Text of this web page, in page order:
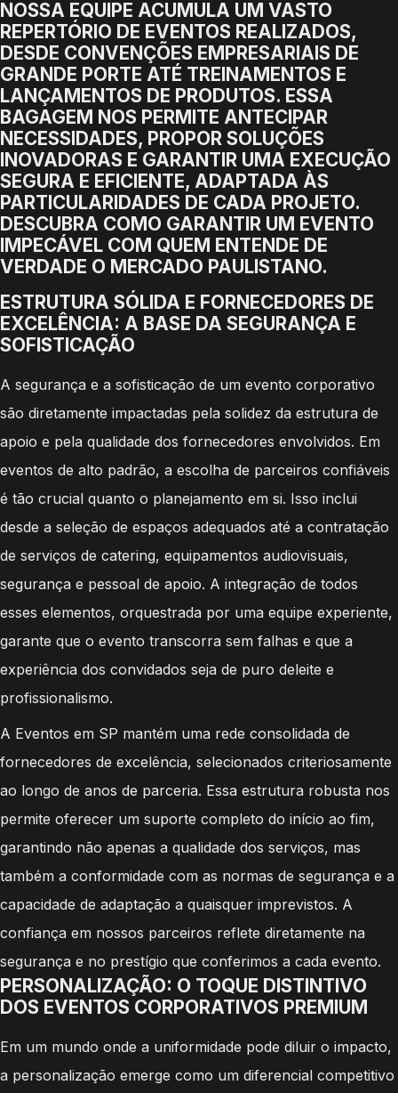
NOSSA EQUIPE ACUMULA UM VASTO
REPERTÓRIO DE EVENTOS REALIZADOS,
DESDE CONVENÇÕES EMPRESARIAIS DE
GRANDE PORTE ATÉ TREINAMENTOS E
LANÇAMENTOS DE PRODUTOS. ESSA
BAGAGEM NOS PERMITE ANTECIPAR
NECESSIDADES, PROPOR SOLUÇÕES
INOVADORAS E GARANTIR UMA EXECUÇÃO
SEGURA E EFICIENTE, ADAPTADA ÀS
PARTICULARIDADES DE CADA PROJETO.
DESCUBRA COMO GARANTIR UM EVENTO
IMPECÁVEL COM QUEM ENTENDE DE
VERDADE O MERCADO PAULISTANO.
ESTRUTURA SÓLIDA E FORNECEDORES DE
EXCELÊNCIA: A BASE DA SEGURANÇA E
SOFISTICAÇÃO
A segurança e a sofisticação de um evento corporativo
são diretamente impactadas pela solidez da estrutura de
apoio e pela qualidade dos fornecedores envolvidos. Em
eventos de alto padrão, a escolha de parceiros confiáveis
é tão crucial quanto o planejamento em si. Isso inclui
desde a seleção de espaços adequados até a contratação
de serviços de catering, equipamentos audiovisuais,
segurança e pessoal de apoio. A integração de todos
esses elementos, orquestrada por uma equipe experiente,
garante que o evento transcorra sem falhas e que a
experiência dos convidados seja de puro deleite e
profissionalismo.
A Eventos em SP mantém uma rede consolidada de
fornecedores de excelência, selecionados criteriosamente
ao longo de anos de parceria. Essa estrutura robusta nos
permite oferecer um suporte completo do início ao fim,
garantindo não apenas a qualidade dos serviços, mas
também a conformidade com as normas de segurança e a
capacidade de adaptação a quaisquer imprevistos. A
confiança em nossos parceiros reflete diretamente na
segurança e no prestígio que conferimos a cada evento.
PERSONALIZAÇÃO: O TOQUE DISTINTIVO
DOS EVENTOS CORPORATIVOS PREMIUM
Em um mundo onde a uniformidade pode diluir o impacto,
a personalização emerge como um diferencial competitivo